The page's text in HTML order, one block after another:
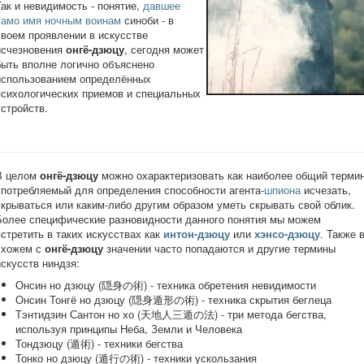
и невидимость - понятие, давшее
имя ночным воинам синоби - в
проявлении в искусстве
онгё-дзюцу, сегодня может
вполне логично объяснено
определённых
приемов и специальных
целом онгё-дзюцу можно охарактеризовать как наиболее общий
для определения способности агента-шпиона исчезать,
или каким-либо другим образом уметь скрывать свой облик.
специфические разновидности данного понятия мы можем
в таких искусствах как интон-дзюцу или хэнсо-дзюцу. Также в
с онгё-дзюцу значении часто попадаются и другие термины
ниндзя:
Онсин но дзюцу (隠身の術) - техника обретения невидимости
Онсин Тонгё но дзюцу (隠身遁形の術) - техника скрытия беглеца
Тэнтидзин Сантон но хо (天地人三遁の法) - три метода бегства,
используя принципы Неба, Земли и Человека
Тондзюцу (遁術) - техники бегства
Тонко но дзюцу (遁行の術) - техники ускользания